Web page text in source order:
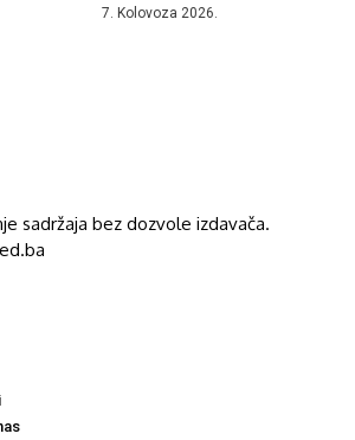
7. Kolovoza 2026.
sadržaja bez dozvole izdavača.